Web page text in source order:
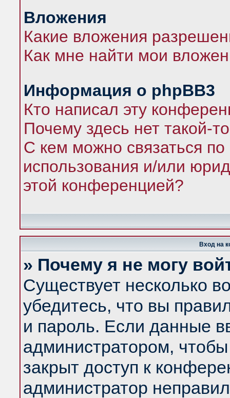
Вложения
Какие вложения
Как мне найти мои
Информация о phpBB3
Кто написал эту
Почему здесь нет такой-
С кем можно связаться по
использования и/или
этой конференцией?
Вход на
» Почему я не могу
Существует несколько
убедитесь, что вы
и пароль. Если данные
администратором,
закрыт доступ к
администратор